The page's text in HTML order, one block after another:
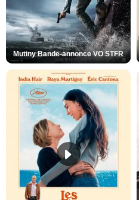
Mutiny Bande-annonce VO STFR